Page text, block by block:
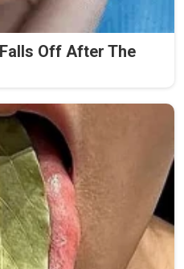
Off After The